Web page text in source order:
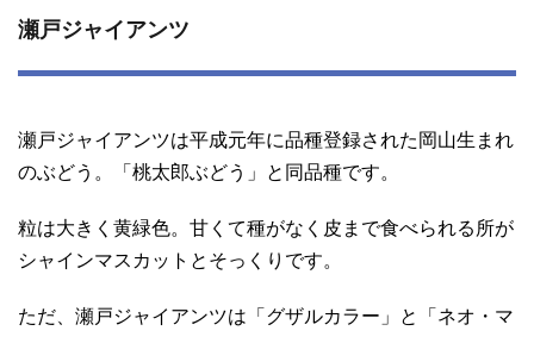
瀬戸ジャイアンツ
瀬戸ジャイアンツは平成元年に品種登録された岡山生まれ
のぶどう。「桃太郎ぶどう」と同品種です。
粒は大きく黄緑色。甘くて種がなく皮まで食べられる所が
シャインマスカットとそっくりです。
ただ、瀬戸ジャイアンツは「グザルカラー」と「ネオ・マ